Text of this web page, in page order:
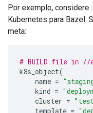
Por exemplo, considere
Kubernetes para Bazel.
meta:
# BUILD file in //
k8s_object(
name =
kind =
cluster =
template =